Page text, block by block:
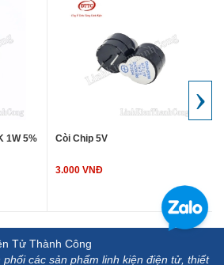
1W 5% Còi Chip 5V
3.000 VNĐ
›
Tử Thành Công
các sản phẩm linh kiện điện tử, thiết